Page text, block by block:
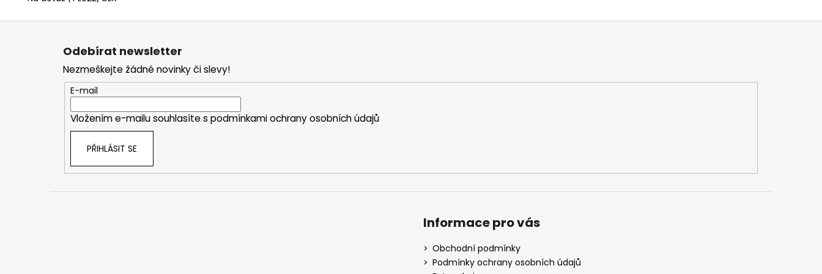
Z
Odebírat newsletter
Nezmeškejte žádné novinky či slevy!
E-mail
Vložením e-mailu souhlasíte s podmínkami ochrany osobních údajů
PŘIHLÁSIT SE
Informace pro vás
Obchodní podmínky
Podmínky ochrany osobních údajů